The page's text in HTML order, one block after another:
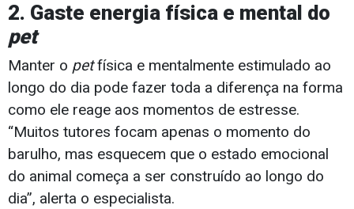
2. Gaste energia física e mental do
pet
Manter o petfísica e mentalmente estimulado ao
longo do dia pode fazer toda a diferença na forma
como ele reage aos momentos de estresse.
“Muitos tutores focam apenas o momento do
barulho, mas esquecem que o estado emocional
do animal começa a ser construído ao longo do
dia”, alerta o especialista.